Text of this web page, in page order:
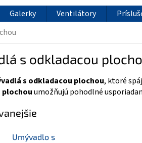
Galerky Ventilátory
s odkladacou
s odkladacou plochou, ktoré
umožňujú pohodlné
Umývadlo s